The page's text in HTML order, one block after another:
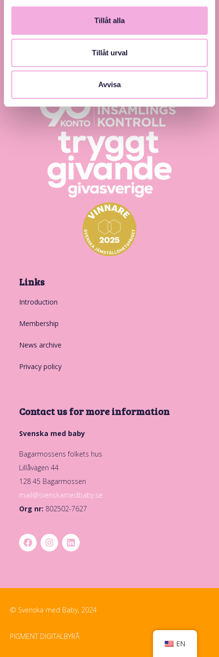
Tillåt alla
Tillåt urval
Avvisa
och inkludering.
Links
Introduction
Membership
News archive
Privacy policy
Contact us for more information
Svenska med baby
Bagarmossens folkets hus
Lillåvägen 44
128 45 Bagarmossen
mail@svenskamedbaby.se
Org nr: 802502-7627
© Svenska med Baby, 2024
PIGMENT DIGITALBYRÅ
EN